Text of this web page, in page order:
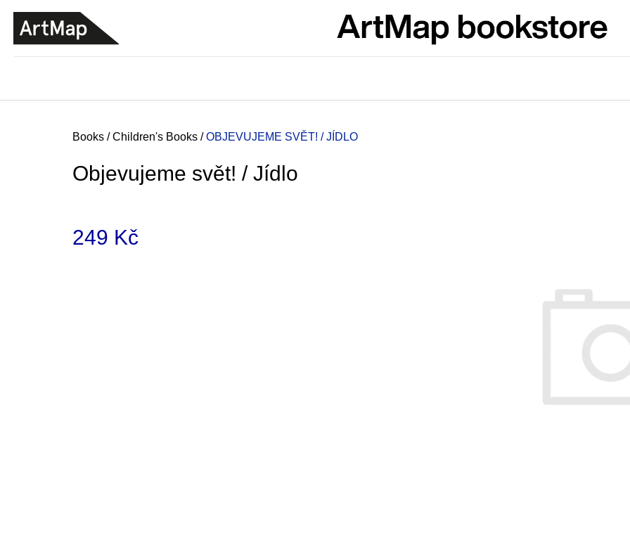
Home
Books / Children's Books / OBJEVUJEME SVĚT! / JÍDLO
Objevujeme svět! / Jídlo
249 Kč
BACK
SHOPPING
BACK
SHOPPING
VÝVAR
NEJEN
350 Kč